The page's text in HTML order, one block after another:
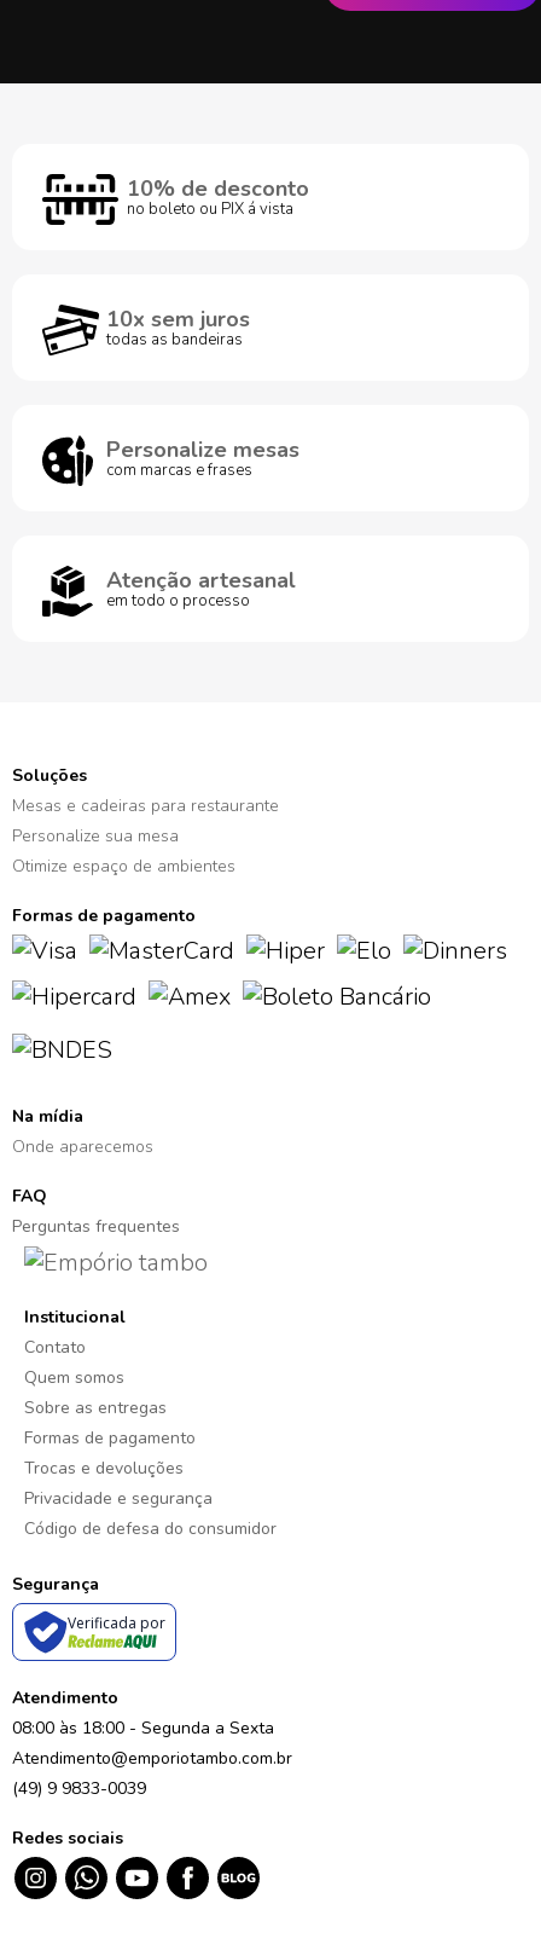
10% de desconto
no boleto ou PIX á vista
10x sem juros
todas as bandeiras
Personalize mesas
com marcas e frases
Atenção artesanal
em todo o processo
Soluções
Mesas e cadeiras para restaurante
Personalize sua mesa
Otimize espaço de ambientes
Formas de pagamento
Na mídia
Onde aparecemos
FAQ
Perguntas frequentes
Institucional
Contato
Quem somos
Sobre as entregas
Formas de pagamento
Trocas e devoluções
Privacidade e segurança
Código de defesa do consumidor
Segurança
Verificada por
Atendimento
08:00 às 18:00 - Segunda a Sexta
Atendimento@emporiotambo.com.br
(49) 9 9833-0039
Redes sociais